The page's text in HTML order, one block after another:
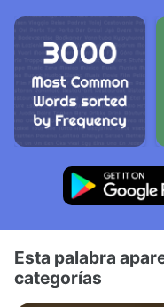
Esta palabra
categorías